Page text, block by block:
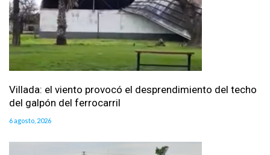
Villada: el viento provocó el desprendimiento del techo
del galpón del ferrocarril
6 agosto, 2026